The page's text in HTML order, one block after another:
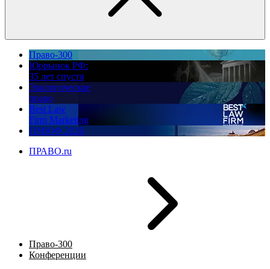
Право-300
Юррынок РФ:
35 лет спустя
Экологическое
право
Best Law
Firm Marketing
ПМЮФ 2026
ПРАВО.ru
Право-300
Конференции